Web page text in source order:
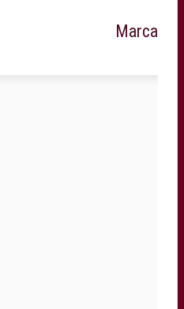
Marca